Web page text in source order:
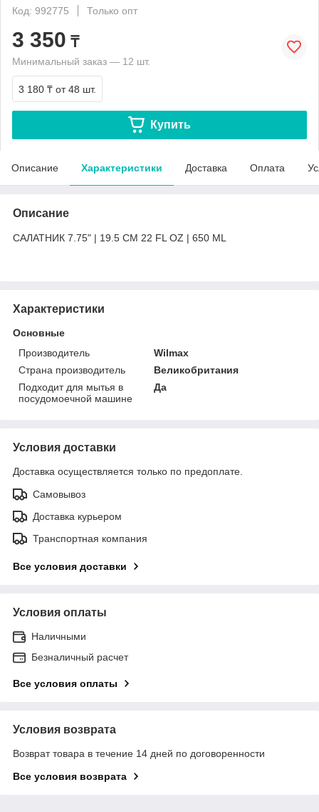
Код: 992775
Только опт
3 350 ₸
Минимальный заказ — 12 шт.
3 180 ₸ от 48 шт.
Купить
Описание Характеристики Доставка Оплата
Описание
САЛАТНИК 7.75" | 19.5 CM 22 FL OZ | 650 ML
Характеристики
Основные
Производитель
Wilmax
Страна производитель
Великобритания
Подходит для мытья в
посудомоечной машине
Да
Условия доставки
Доставка осуществляется только по предоплате.
Самовывоз
Доставка курьером
Транспортная компания
Все условия доставки
Условия оплаты
Наличными
Безналичный расчет
Все условия оплаты
Условия возврата
Возврат товара в течение 14 дней по договоренности
Все условия возврата